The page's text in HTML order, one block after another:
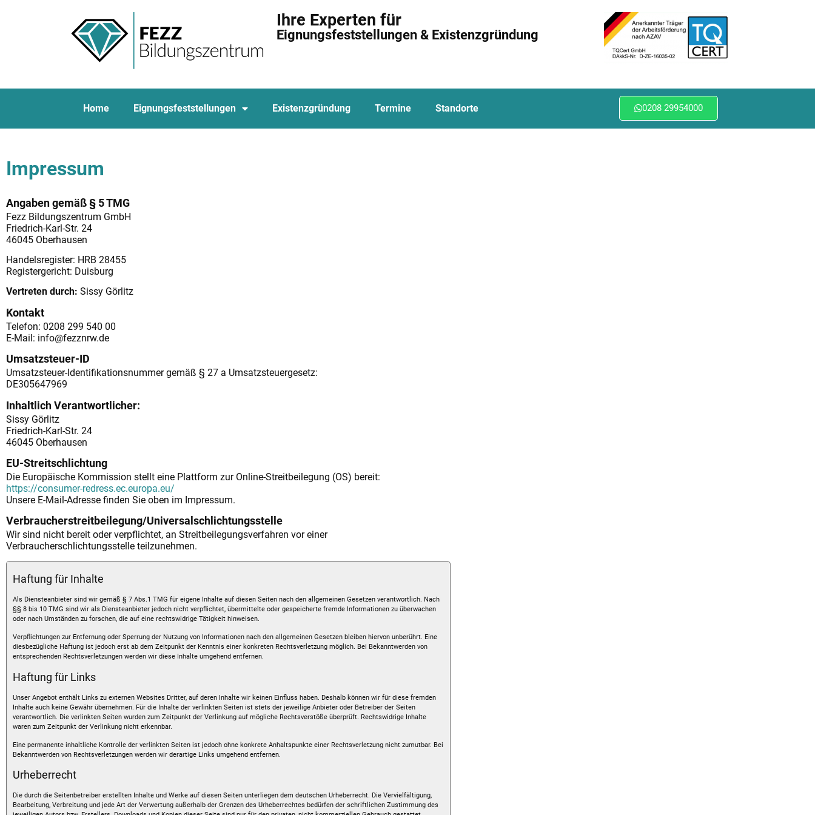
Ihre Experten für
Eignungsfeststellungen & Existenzgründung
Home Eignungsfeststellungen Existenzgründung Termine Standorte 0208 29954000
Impressum
Angaben gemäß § 5 TMG
Fezz Bildungszentrum GmbH
Friedrich-Karl-Str. 24
46045 Oberhausen
Handelsregister: HRB 28455
Registergericht: Duisburg
Vertreten durch: Sissy Görlitz
Kontakt
Telefon: 0208 299 540 00
E-Mail: info@fezznrw.de
Umsatzsteuer-ID
Umsatzsteuer-Identifikationsnummer gemäß § 27 a Umsatzsteuergesetz:
DE305647969
Inhaltlich Verantwortlicher:
Sissy Görlitz
Friedrich-Karl-Str. 24
46045 Oberhausen
EU-Streitschlichtung
Die Europäische Kommission stellt eine Plattform zur Online-Streitbeilegung (OS) bereit:
https://consumer-redress.ec.europa.eu/
Unsere E-Mail-Adresse finden Sie oben im Impressum.
Verbraucherstreitbeilegung/Universalschlichtungsstelle
Wir sind nicht bereit oder verpflichtet, an Streitbeilegungsverfahren vor einer
Verbraucherschlichtungsstelle teilzunehmen.
Haftung für Inhalte
Als Diensteanbieter sind wir gemäß § 7 Abs.1 TMG für eigene Inhalte auf diesen Seiten nach den allgemeinen Gesetzen verantwortlich. Nach
§§ 8 bis 10 TMG sind wir als Diensteanbieter jedoch nicht verpflichtet, übermittelte oder gespeicherte fremde Informationen zu überwachen
oder nach Umständen zu forschen, die auf eine rechtswidrige Tätigkeit hinweisen.
Verpflichtungen zur Entfernung oder Sperrung der Nutzung von Informationen nach den allgemeinen Gesetzen bleiben hiervon unberührt. Eine
diesbezügliche Haftung ist jedoch erst ab dem Zeitpunkt der Kenntnis einer konkreten Rechtsverletzung möglich. Bei Bekanntwerden von
entsprechenden Rechtsverletzungen werden wir diese Inhalte umgehend entfernen.
Haftung für Links
Unser Angebot enthält Links zu externen Websites Dritter, auf deren Inhalte wir keinen Einfluss haben. Deshalb können wir für diese fremden
Inhalte auch keine Gewähr übernehmen. Für die Inhalte der verlinkten Seiten ist stets der jeweilige Anbieter oder Betreiber der Seiten
verantwortlich. Die verlinkten Seiten wurden zum Zeitpunkt der Verlinkung auf mögliche Rechtsverstöße überprüft. Rechtswidrige Inhalte
waren zum Zeitpunkt der Verlinkung nicht erkennbar.
Eine permanente inhaltliche Kontrolle der verlinkten Seiten ist jedoch ohne konkrete Anhaltspunkte einer Rechtsverletzung nicht zumutbar. Bei
Bekanntwerden von Rechtsverletzungen werden wir derartige Links umgehend entfernen.
Urheberrecht
Die durch die Seitenbetreiber erstellten Inhalte und Werke auf diesen Seiten unterliegen dem deutschen Urheberrecht. Die Vervielfältigung,
Bearbeitung, Verbreitung und jede Art der Verwertung außerhalb der Grenzen des Urheberrechtes bedürfen der schriftlichen Zustimmung des